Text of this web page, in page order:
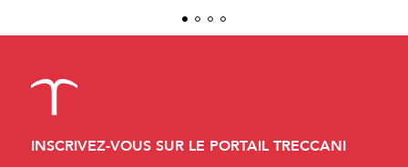
INSCRIVEZ-VOUS SUR LE PORTAIL TRECCANI